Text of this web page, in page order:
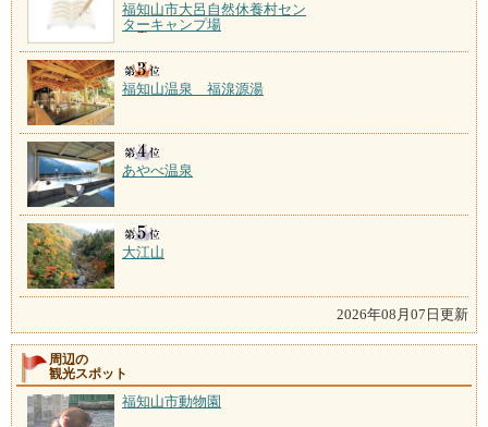
福知山市大呂自然休養村セン
ターキャンプ場
福知山温泉 福湶源湯
あやべ温泉
大江山
2026年08月07日更新
周辺の
観光スポット
福知山市動物園